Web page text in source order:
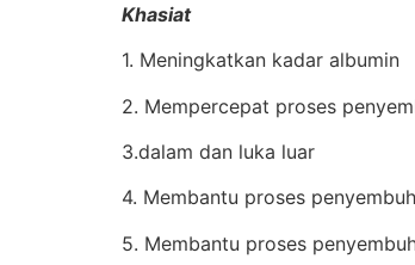
Khasiat
1. Meningkatkan kadar albumin
2. Mempercepat proses
3.dalam dan luka luar
4. Membantu proses
5. Membantu proses